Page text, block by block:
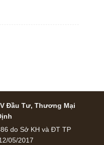
Đầu Tư, Thương Mại
do Sở KH và ĐT TP
05/2017